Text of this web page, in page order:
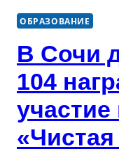
ОБРАЗОВАНИЕ
В Сочи
104
участие